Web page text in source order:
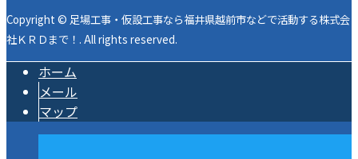
Copyright © 足場工事・仮設工事なら福井県越前市などで活動する株式会
社ＫＲＤまで！. All rights reserved.
ホーム
メール
マップ